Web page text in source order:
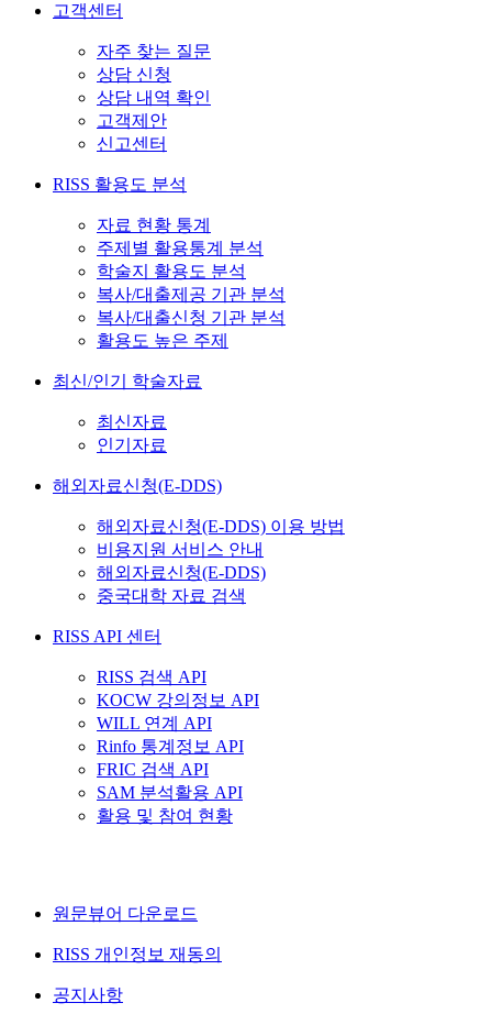
고객센터
자주 찾는 질문
상담 신청
상담 내역 확인
고객제안
신고센터
RISS 활용도 분석
자료 현황 통계
주제별 활용통계 분석
학술지 활용도 분석
복사/대출제공 기관 분석
복사/대출신청 기관 분석
활용도 높은 주제
최신/인기 학술자료
최신자료
인기자료
해외자료신청(E-DDS)
해외자료신청(E-DDS) 이용 방법
비용지원 서비스 안내
해외자료신청(E-DDS)
중국대학 자료 검색
RISS API 센터
RISS 검색 API
KOCW 강의정보 API
WILL 연계 API
Rinfo 통계정보 API
FRIC 검색 API
SAM 분석활용 API
활용 및 참여 현황
원문뷰어 다운로드
RISS 개인정보 재동의
공지사항